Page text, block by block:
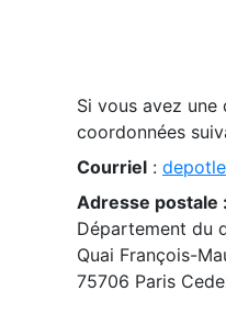
Si vous avez
coordonnées
Courriel :
Adresse postale :
Département du
Quai François-
75706 Paris